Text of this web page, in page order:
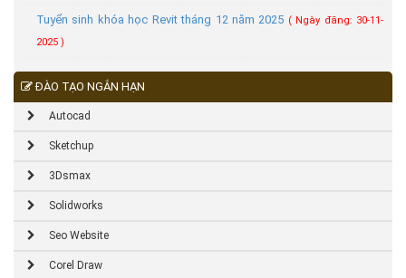
Tuyển sinh khóa học Revit tháng 12 năm 2025 ( Ngày đăng: 30-11-
2025 )
ĐÀO TẠO NGẮN HẠN
Autocad
Sketchup
3Dsmax
Solidworks
Seo Website
Corel Draw